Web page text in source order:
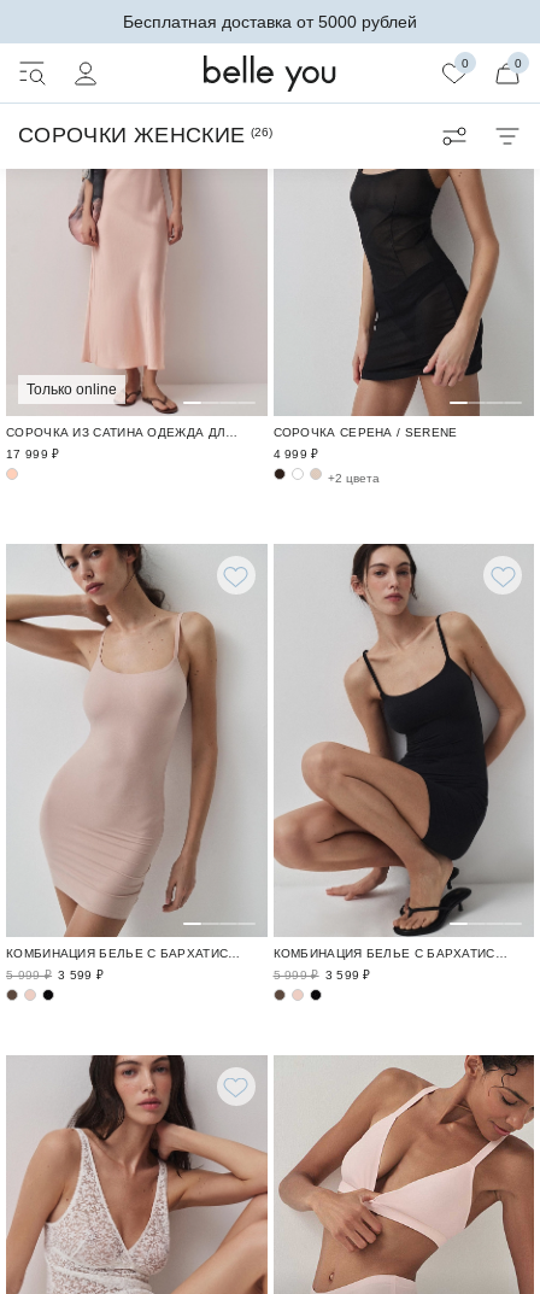
Бесплатная доставка от 5000 рублей
0 0
СОРОЧКИ ЖЕНСКИЕ (26)
Только online
СОРОЧКА ИЗ САТИНА ОДЕЖДА ДЛЯ ОТДЫХА / CRUISE
17 999 ₽
СОРОЧКА СЕРЕНА / SERENE
4 999 ₽
+2 цвета
5 999 ₽ 3 599 ₽
5 999 ₽ 3 599 ₽